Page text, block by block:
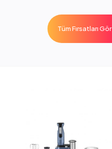
Tüm Fırsatları Gör